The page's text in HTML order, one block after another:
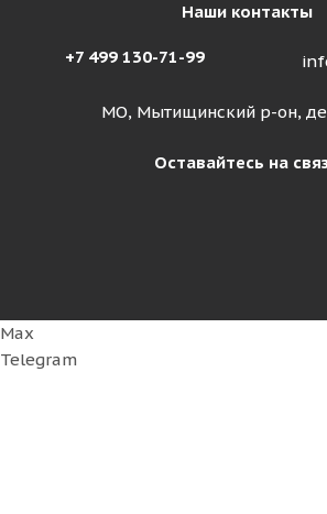
Наши контакты
+7 499 130-71-99
МО, Мытищинский р-он,
Оставайтесь на
Max
Telegram